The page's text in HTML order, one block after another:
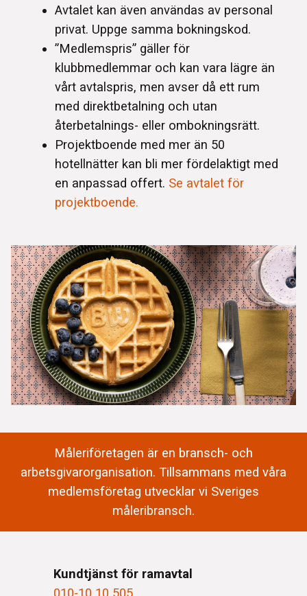
Avtalet kan även användas av personal
privat. Uppge samma bokningskod.
”Medlemspris” gäller för
klubbmedlemmar och kan vara lägre än
vårt avtalspris, men avser då ett rum
med direktbetalning och utan
återbetalnings- eller ombokningsrätt.
Projektboende med mer än 50
hotellnätter kan bli mer fördelaktigt med
en anpassad offert. Se avtalet för
projektboende.
Måleriföretagen är en bransch- och
arbetsgivarorganisation. Tillsammans med våra
medlemsföretag utvecklar vi Sveriges
måleribransch.
Kundtjänst för ramavtal